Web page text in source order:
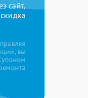
сайт,
вы